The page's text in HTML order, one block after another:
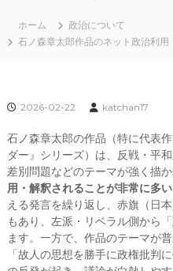
ホーム
政治について
石ノ森章太郎作品のネット政治利
2026-02-22 katchan17
石ノ森章太郎の作品（特に代表
ダー』シリーズ）は、反戦・平
差別問題などのテーマが強く描か
用・解釈されることが非常に多い
える発言を繰り返し、赤旗（日
もあり、左派・リベラル側から
ます。一方で、作品のテーマが
「故人の思想を勝手に政権批判